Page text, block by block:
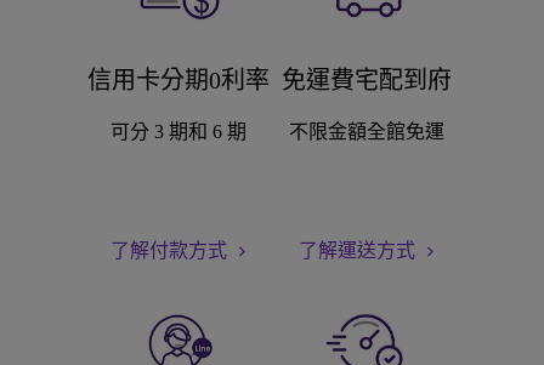
信用卡分期0利率
可分 3 期和 6 期
了解付款方式
免運費宅配到府
不限金額全館免運
了解運送方式